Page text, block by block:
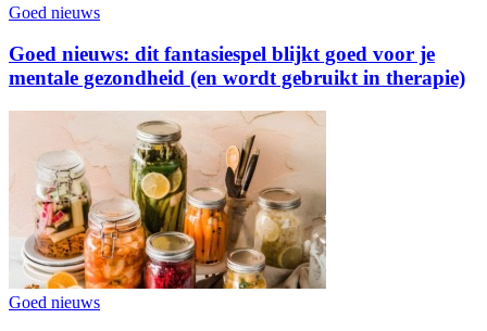
Goed nieuws
Goed nieuws: dit fantasiespel blijkt goed voor je
mentale gezondheid (en wordt gebruikt in therapie)
Goed nieuws